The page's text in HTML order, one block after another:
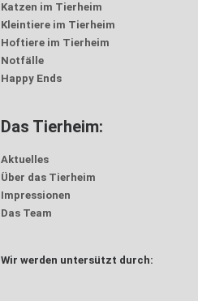
Katzen im Tierheim
Kleintiere im Tierheim
Hoftiere im Tierheim
Notfälle
Happy Ends
Das Tierheim:
Aktuelles
Über das Tierheim
Impressionen
Das Team
Wir werden untersützt durch: